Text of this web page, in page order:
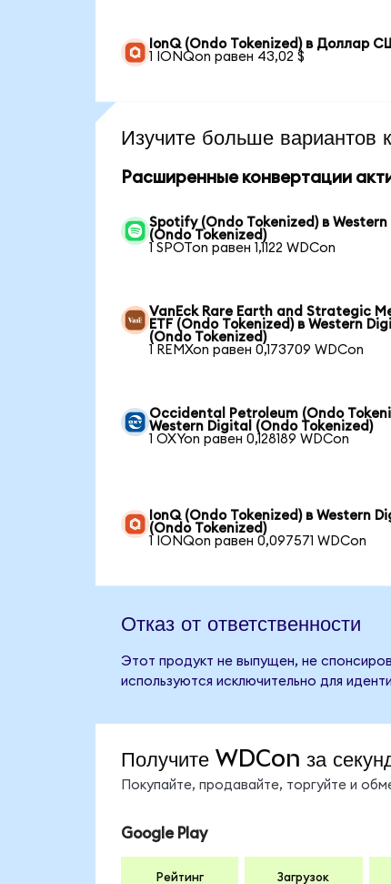
IonQ (Ondo Tokenized) в Доллар
1 IONQon равен 43,02 $
Изучите больше вариантов
Расширенные конвертации
Spotify (Ondo Tokenized) в Western
(Ondo Tokenized)
1 SPOTon равен 1,1122 WDCon
VanEck Rare Earth and Strategic
ETF (Ondo Tokenized) в Western
(Ondo Tokenized)
1 REMXon равен 0,173709 WDCon
Occidental Petroleum (Ondo
Western Digital (Ondo Tokenized)
1 OXYon равен 0,128189 WDCon
IonQ (Ondo Tokenized) в Western
(Ondo Tokenized)
1 IONQon равен 0,097571 WDCon
Отказ от ответственности
Этот продукт не выпущен, не
используются исключительно для
Получите WDCon за
Покупайте, продавайте, торгуйте и
Google Play
Рейтинг Загрузок